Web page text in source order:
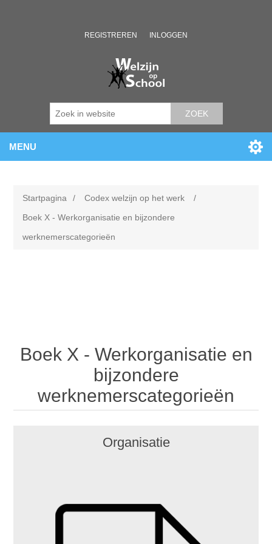
REGISTREREN INLOGGEN
ZOEK
MENU
Startpagina / Codex welzijn op het werk
/
Boek X - Werkorganisatie en bijzondere
werknemerscategorieën
Boek X - Werkorganisatie en
bijzondere
werknemerscategorieën
Organisatie